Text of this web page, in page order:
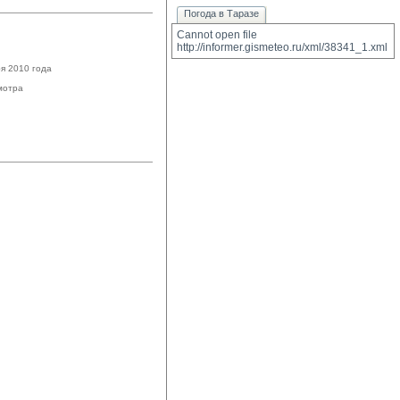
2010 года
Погода в Таразе
Cannot open file
http://informer.gismeteo.ru/xml/38341_1.xml